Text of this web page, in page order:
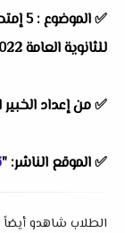
✅
للثانوية العامة 2022 م
✅من إعداد
✅الموقع الناشر: "
الطلاب شاهدو أيضاً